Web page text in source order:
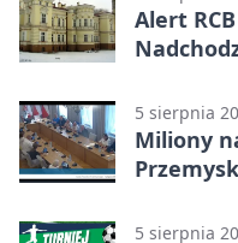
Alert
5 sierpnia
Miliony
5 sierpnia